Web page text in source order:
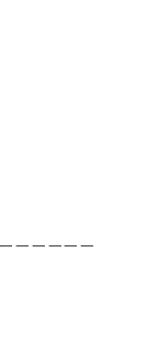
ーーーーー